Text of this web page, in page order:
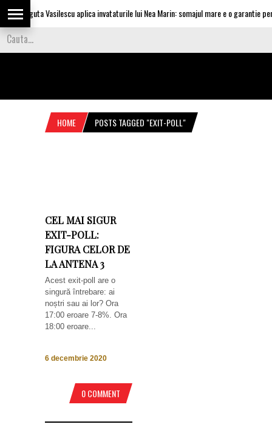
Olguta Vasilescu aplica invataturile lui Nea Marin: somajul mare e o garantie
HOME POSTS TAGGED "EXIT-POLL"
CEL MAI SIGUR
EXIT-POLL:
FIGURA CELOR DE
LA ANTENA 3
Acest exit-poll are o
singură întrebare: ai
noștri sau ai lor? Ora
17:00 eroare 7-8%. Ora
18:00 eroare...
6 decembrie 2020
0 COMMENT